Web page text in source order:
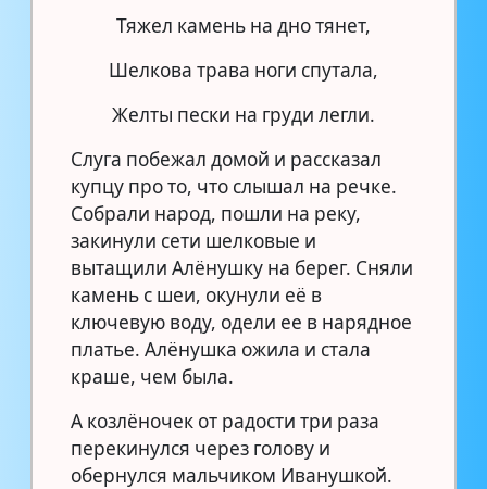
Тяжел камень на дно тянет,
Шелкова трава ноги спутала,
Желты пески на груди легли.
Слуга побежал домой и рассказал
купцу про то, что слышал на речке.
Собрали народ, пошли на реку,
закинули сети шелковые и
вытащили Алёнушку на берег. Сняли
камень с шеи, окунули её в
ключевую воду, одели ее в нарядное
платье. Алёнушка ожила и стала
краше, чем была.
А козлёночек от радости три раза
перекинулся через голову и
обернулся мальчиком Иванушкой.